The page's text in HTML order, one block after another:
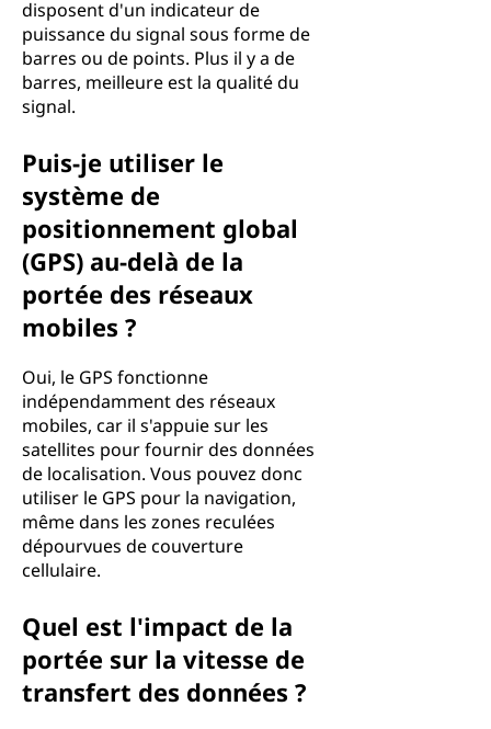
disposent d'un indicateur de
puissance du signal sous forme de
barres ou de points. Plus il y a de
barres, meilleure est la qualité du
signal.
Puis-je utiliser le
système de
positionnement global
(GPS) au-delà de la
portée des réseaux
mobiles ?
Oui, le GPS fonctionne
indépendamment des réseaux
mobiles, car il s'appuie sur les
satellites pour fournir des données
de localisation. Vous pouvez donc
utiliser le GPS pour la navigation,
même dans les zones reculées
dépourvues de couverture
cellulaire.
Quel est l'impact de la
portée sur la vitesse de
transfert des données ?